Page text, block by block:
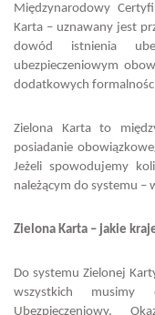
Międzynarodowy
Karta – uznawany jest
dowód istnienia
ubezpieczeniowym
dodatkowych
Zielona Karta to
posiadanie
Jeżeli spowodujemy
należącym do systemu –
Zielona Karta – jakie
Do systemu Zielonej
wszystkich musimy
Ubezpieczeniowy.